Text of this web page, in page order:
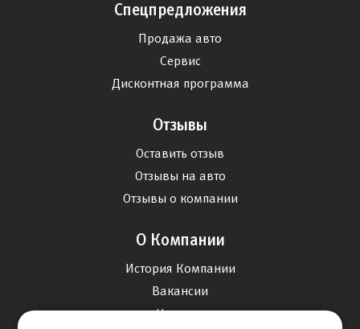
Спецпредложения
Продажа авто
Сервис
Дисконтная программа
Отзывы
Оставить отзыв
Отзывы на авто
Отзывы о компании
О Компании
История Компании
Вакансии
Новости